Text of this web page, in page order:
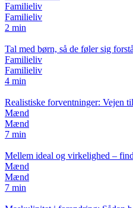
Familieliv
Familieliv
2 min
Tal med børn, så de føler sig
Familieliv
Familieliv
4 min
Realistiske forventninger: Vejen
Mænd
Mænd
7 min
Mellem ideal og virkelighed –
Mænd
Mænd
7 min